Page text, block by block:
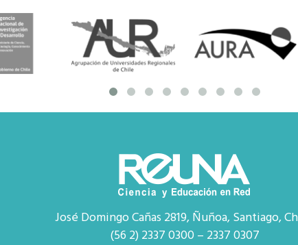
José Domingo Cañas 2819, Ñuñoa, Santiago,
(56 2) 2337 0300 – 2337 0307